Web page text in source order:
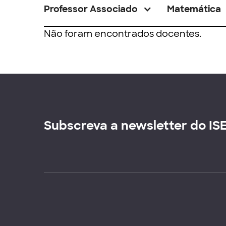
Professor Associado Matemática
Não foram encontrados docentes.
Subscreva a newsletter do